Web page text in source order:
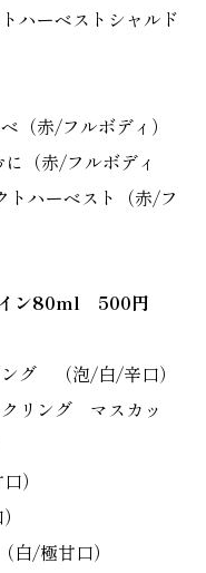
ハーベストシャルド
（赤/フルボディ）
に（赤/フルボディ
トハーベスト（赤/フ
イン80ml 500円
ング （泡/白/辛口）
クリング マスカッ
）
/極甘口）